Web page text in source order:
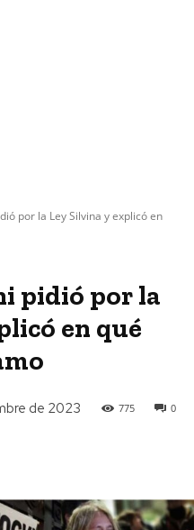
por la Ley Silvina y explicó en
pidió por la
en qué
de 2023 0
775